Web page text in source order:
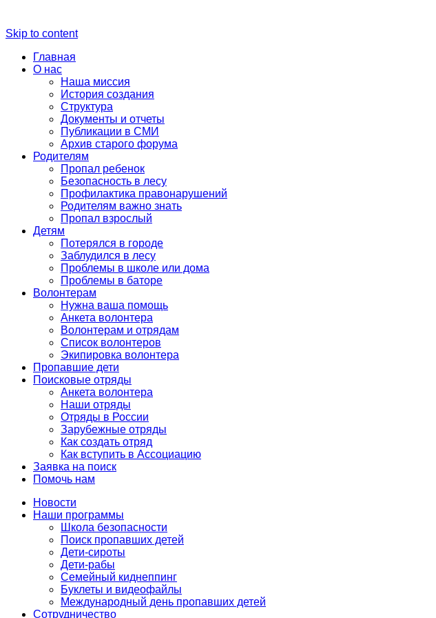
Skip to content
Главная
О нас
Наша миссия
История создания
Структура
Документы и отчеты
Публикации в СМИ
Архив старого форума
Родителям
Пропал ребенок
Безопасность в лесу
Профилактика правонарушений
Родителям важно знать
Пропал взрослый
Детям
Потерялся в городе
Заблудился в лесу
Проблемы в школе или дома
Проблемы в баторе
Волонтерам
Нужна ваша помощь
Анкета волонтера
Волонтерам и отрядам
Список волонтеров
Экипировка волонтера
Пропавшие дети
Поисковые отряды
Анкета волонтера
Наши отряды
Отряды в России
Зарубежные отряды
Как создать отряд
Как вступить в Ассоциацию
Заявка на поиск
Помочь нам
Новости
Наши программы
Школа безопасности
Поиск пропавших детей
Дети-сироты
Дети-рабы
Семейный киднеппинг
Буклеты и видеофайлы
Международный день пропавших детей
Сотрудничество